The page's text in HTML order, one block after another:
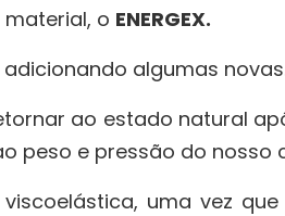
material, o ENERGEX.
algumas
ao estado natural
peso e pressão do nosso
uma vez